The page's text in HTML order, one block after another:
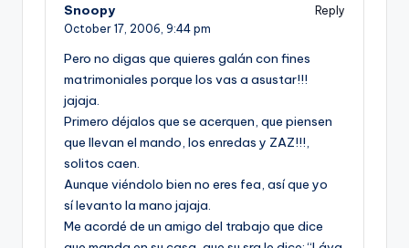
Snoopy
Reply
October 17, 2006, 9:44 pm
Pero no digas que quieres galán con fines
matrimoniales porque los vas a asustar!!!
jajaja.
Primero déjalos que se acerquen, que piensen
que llevan el mando, los enredas y ZAZ!!!,
solitos caen.
Aunque viéndolo bien no eres fea, así­ que yo
sí­ levanto la mano jajaja.
Me acordé de un amigo del trabajo que dice